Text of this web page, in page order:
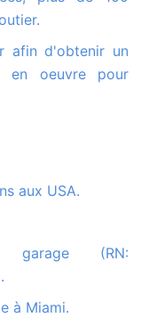
en oeuvre pour
aux USA.
à Miami.